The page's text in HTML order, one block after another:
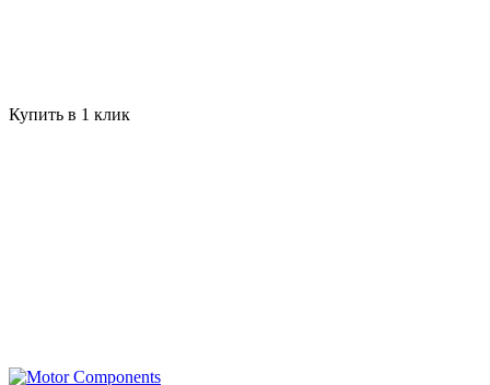
Купить в 1 клик